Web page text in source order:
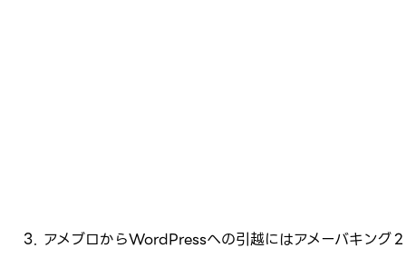
アメブロからWordPressへの引越にはアメーバキング